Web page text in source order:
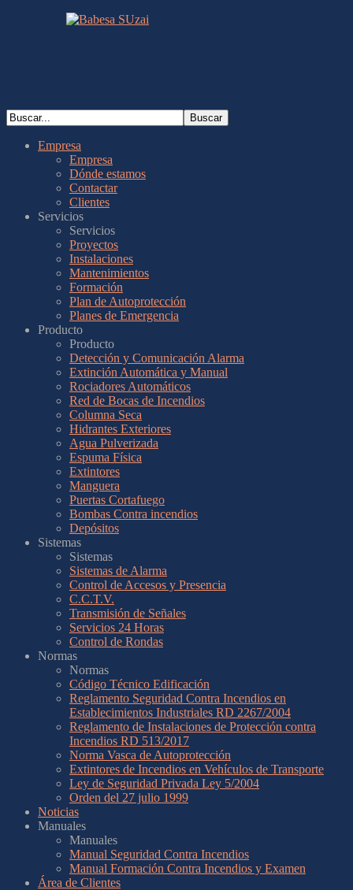
Empresa
Empresa
Dónde estamos
Contactar
Clientes
Servicios
Servicios
Proyectos
Instalaciones
Mantenimientos
Formación
Plan de Autoprotección
Planes de Emergencia
Producto
Producto
Detección y Comunicación Alarma
Extinción Automática y Manual
Rociadores Automáticos
Red de Bocas de Incendios
Columna Seca
Hidrantes Exteriores
Agua Pulverizada
Espuma Física
Extintores
Manguera
Puertas Cortafuego
Bombas Contra incendios
Depósitos
Sistemas
Sistemas
Sistemas de Alarma
Control de Accesos y Presencia
C.C.T.V.
Transmisión de Señales
Servicios 24 Horas
Control de Rondas
Normas
Normas
Código Técnico Edificación
Reglamento Seguridad Contra Incendios en
Establecimientos Industriales RD 2267/2004
Reglamento de Instalaciones de Protección contra
Incendios RD 513/2017
Norma Vasca de Autoprotección
Extintores de Incendios en Vehículos de Transporte
Ley de Seguridad Privada Ley 5/2004
Orden del 27 julio 1999
Noticias
Manuales
Manuales
Manual Seguridad Contra Incendios
Manual Formación Contra Incendios y Examen
Área de Clientes